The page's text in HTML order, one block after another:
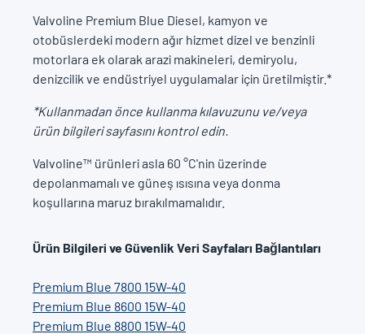
Valvoline Premium Blue Diesel, kamyon ve
otobüslerdeki modern ağır hizmet dizel ve benzinli
motorlara ek olarak arazi makineleri, demiryolu,
denizcilik ve endüstriyel uygulamalar için üretilmiştir.*
*Kullanmadan önce kullanma kılavuzunu ve/veya
ürün bilgileri sayfasını kontrol edin.
Valvoline™ ürünleri asla 60 °C'nin üzerinde
depolanmamalı ve güneş ısısına veya donma
koşullarına maruz bırakılmamalıdır.
Ürün Bilgileri ve Güvenlik Veri Sayfaları Bağlantıları
Premium Blue 7800 15W-40
Premium Blue 8600 15W-40
Premium Blue 8800 15W-40